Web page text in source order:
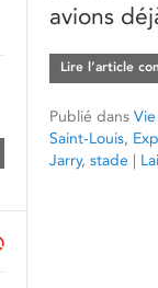
avions
Lire l’article
Publié dans
Saint-Louis,
Jarry, stade |